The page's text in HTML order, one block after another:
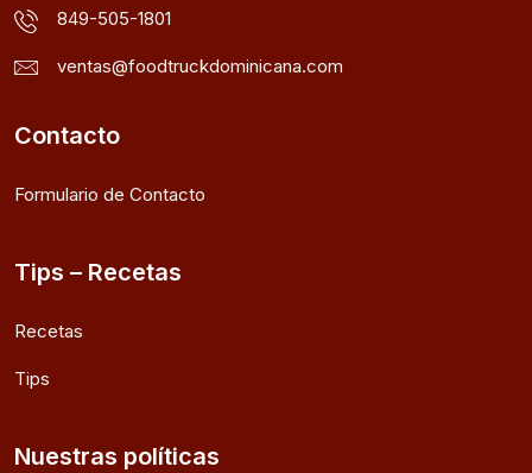
849-505-1801
ventas@foodtruckdominicana.com
Contacto
Formulario de Contacto
Tips – Recetas
Recetas
Tips
Nuestras políticas